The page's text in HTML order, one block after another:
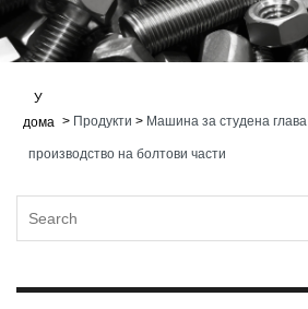
У
дома > Продукти > Машина за студена глава
производство на болтови части